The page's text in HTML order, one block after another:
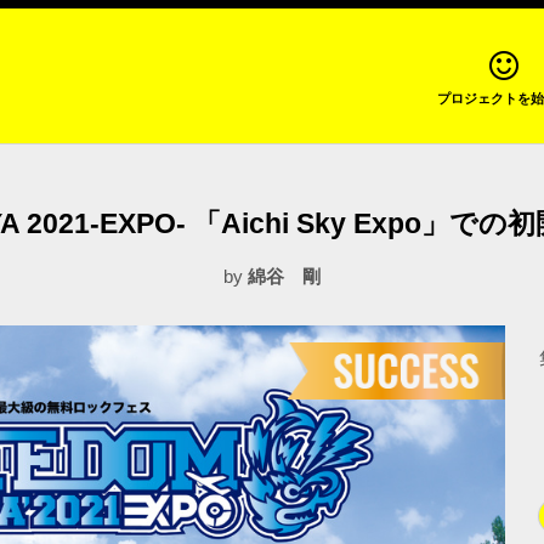
プロジェクトを
2021-EXPO- 「Aichi Sky Expo」での
by 綿谷 剛